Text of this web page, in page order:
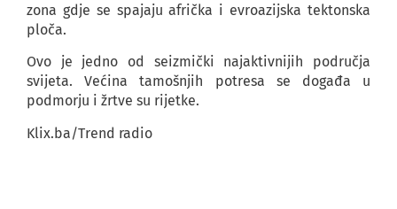
zona gdje se spajaju afrička i evroazijska tektonska
ploča.
Ovo je jedno od seizmički najaktivnijih područja
svijeta. Većina tamošnjih potresa se događa u
podmorju i žrtve su rijetke.
Klix.ba/Trend radio